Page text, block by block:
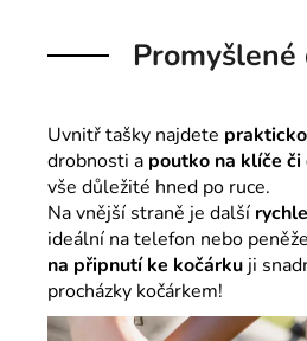
Uvnitř tašky najdete
drobnosti a poutko na klíče
vše důležité hned po ruce.
Na vnější straně je další
ideální na telefon nebo
na připnutí ke kočárku ji
procházky kočárkem!